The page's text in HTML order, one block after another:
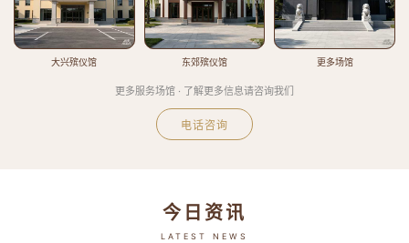
大兴殡仪馆 东郊殡仪馆 更多场馆
更多服务场馆 · 了解更多信息请咨询我们
电话咨询
今日资讯
LATEST NEWS